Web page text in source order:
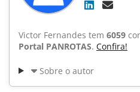
Victor Fernandes tem 6059
Portal PANROTAS. Confira!
Sobre o autor